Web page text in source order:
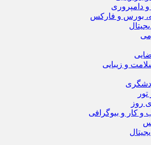
دامپروری
بورس و فارکس
و زیبایی
روز
کار و بیوگرافی